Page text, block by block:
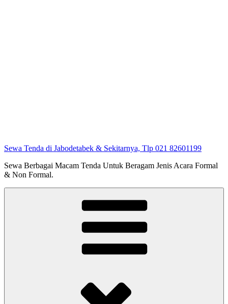
Sewa Tenda di Jabodetabek & Sekitarnya, Tlp 021 82601199
Sewa Berbagai Macam Tenda Untuk Beragam Jenis Acara Formal
& Non Formal.